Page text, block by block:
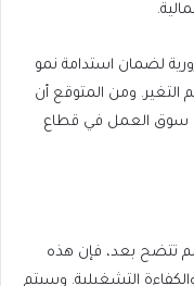
لضمان استدامة نمو
ومن المتوقع أن
سوق العمل في قطاع
لم تتضح بعد، فإن هذه
التشغيلية. وسيتم